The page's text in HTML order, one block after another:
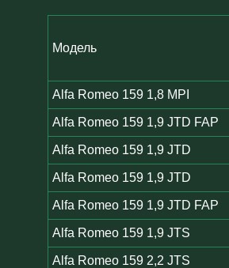
Модель
Alfa Romeo 159 1,8 MPI
Alfa Romeo 159 1,9 JTD FAP
Alfa Romeo 159 1,9 JTD
Alfa Romeo 159 1,9 JTD
Alfa Romeo 159 1,9 JTD FAP
Alfa Romeo 159 1,9 JTS
Alfa Romeo 159 2,2 JTS